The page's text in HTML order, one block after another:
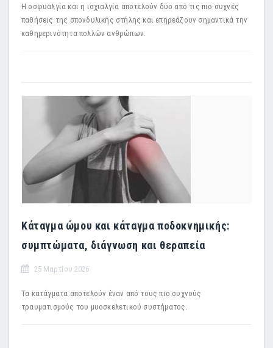
Η οσφυαλγία και η ισχιαλγία αποτελούν δύο από τις πιο συχνές
παθήσεις της σπονδυλικής στήλης και επηρεάζουν σημαντικά την
καθημερινότητα πολλών ανθρώπων.
Κάταγμα ώμου και κάταγμα ποδοκνημικής:
συμπτώματα, διάγνωση και θεραπεία
25 Μαρτίου 2026
Τα κατάγματα αποτελούν έναν από τους πιο συχνούς
τραυματισμούς του μυοσκελετικού συστήματος.